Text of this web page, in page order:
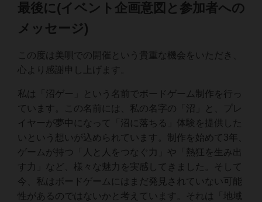
最後に(イベント企画意図と参加者への
メッセージ)
この度は美唄での開催という貴重な機会をいただき、
心より感謝申し上げます。
私は「沼ゲー」という名前でボードゲーム制作を行っ
ています。この名前には、私の名字の「沼」と、プレ
イヤーが夢中になって「沼に落ちる」体験を提供した
いという想いが込められています。制作を始めて3年、
ゲームが持つ「人と人をつなぐ力」や「熱狂を生み出
す力」など、様々な魅力を実感してきました。そして
今、私はボードゲームにはまだ発見されていない可能
性があるのではないかと考えています。それは「地域